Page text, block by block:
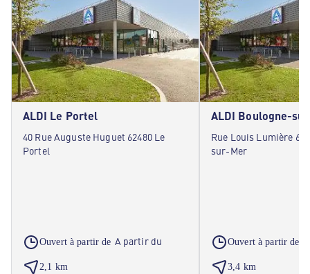
ALDI Le Portel
40 Rue Auguste Huguet 62480 Le
Portel
Ouvert à partir de A partir du
2,1 km
ALDI Boulogne-
Rue Louis Lumière
sur-Mer
Ouvert à partir de
3,4 km